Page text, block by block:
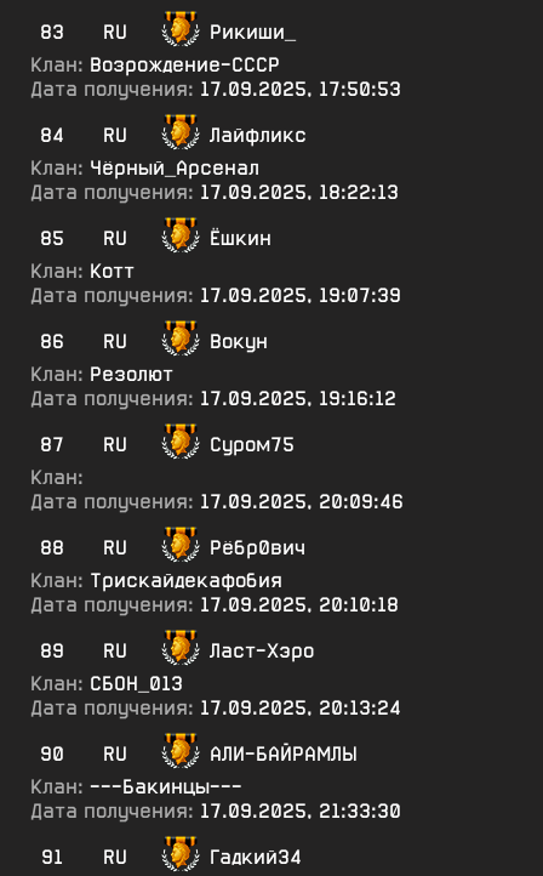
83
RU
Рикиши_
Клан: Возрождение-СССР
Дата получения: 17.09.2025, 17:50:53
84
RU
Лайфликс
Клан: Чёрный_Арсенал
Дата получения: 17.09.2025, 18:22:13
85
RU
Ёшкин
Клан: Котт
Дата получения: 17.09.2025, 19:07:39
86
RU
Вокун
Клан: Резолют
Дата получения: 17.09.2025, 19:16:12
87
RU
Суром75
Клан:
Дата получения: 17.09.2025, 20:09:46
88
RU
Рёбр0вич
Клан: Трискайдекафобия
Дата получения: 17.09.2025, 20:10:18
89
RU
Ласт-Хэро
Клан: СБОН_013
Дата получения: 17.09.2025, 20:13:24
90
RU
АЛИ-БАЙРАМЛЫ
Клан: ---Бакинцы---
Дата получения: 17.09.2025, 21:33:30
91
RU
Гадкий34